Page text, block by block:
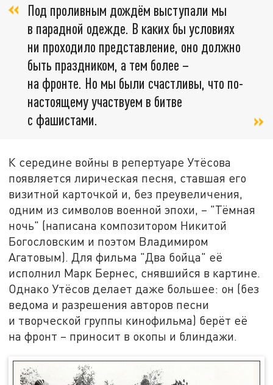
Под проливным дождём выступали мы
в парадной одежде. В каких бы условиях
ни проходило представление, оно должно
быть праздником, а тем более –
на фронте. Но мы были счастливы, что по-
настоящему участвуем в битве
с фашистами.
К середине войны в репертуаре Утёсова
появляется лирическая песня, ставшая его
визитной карточкой и, без преувеличения,
одним из символов военной эпохи, – "Тёмная
ночь" (написана композитором Никитой
Богословским и поэтом Владимиром
Агатовым). Для фильма "Два бойца" её
исполнил Марк Бернес, снявшийся в картине.
Однако Утёсов делает даже большее: он (без
ведома и разрешения авторов песни
и творческой группы кинофильма) берёт её
на фронт – приносит в окопы и блиндажи.